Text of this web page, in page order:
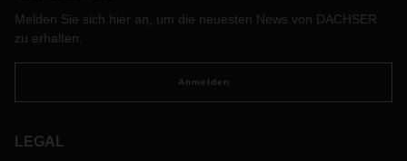
Melden Sie sich hier an, um die neuesten News von DACHSER
zu erhalten.
Anmelden
LEGAL